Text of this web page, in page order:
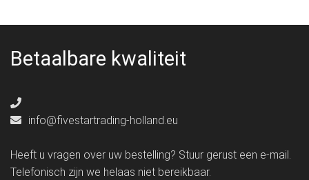
Betaalbare kwaliteit
info@fivestartrading-holland.eu
Heeft u vragen over uw bestelling? Stuur gerust een e-mail.
Telefonisch zijn we helaas niet bereikbaar.